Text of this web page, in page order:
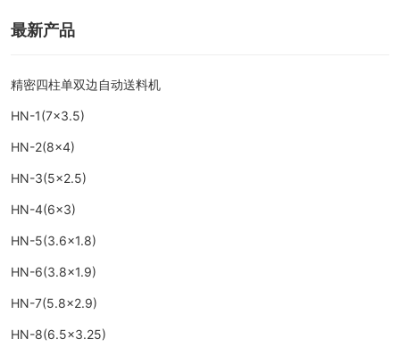
最新产品
精密四柱单双边自动送料机
HN-1(7×3.5)
HN-2(8×4)
HN-3(5×2.5)
HN-4(6×3)
HN-5(3.6×1.8)
HN-6(3.8×1.9)
HN-7(5.8×2.9)
HN-8(6.5×3.25)